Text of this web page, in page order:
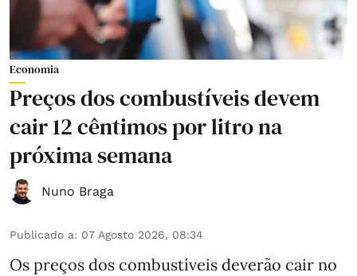
Economia
Preços dos combustíveis devem
cair 12 cêntimos por litro na
próxima semana
Nuno Braga
Publicado a: 07 Agosto 2026, 08:34
Os preços dos combustíveis deverão cair no